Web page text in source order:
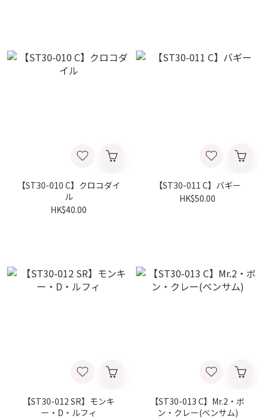
【ST30-010 C】クロコダイ
ル
HK$40.00
【ST30-011 C】バギー
HK$50.00
【ST30-012 SR】モンキ
ー・D・ルフィ
【ST30-013 C】Mr.2・ボ
ン・クレー(ベンサム)